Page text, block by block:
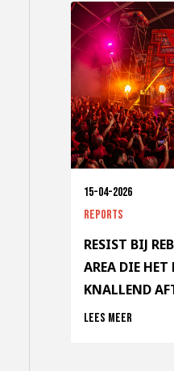
15-04-2026
Reports
RESIST BIJ
AREA DIE HET
KNALLEND
Lees meer